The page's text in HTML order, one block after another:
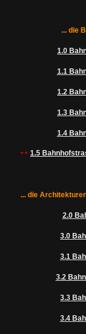
... die
1.0
1.1
1.2
1.3
1.4
++ 1.5
... die
2.0
3.0
3.1
3.2
3.3
3.4